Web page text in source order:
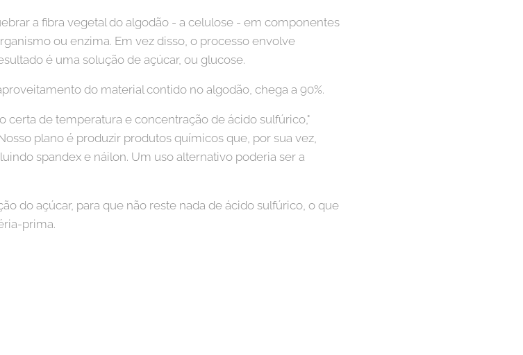
a fibra vegetal do algodão - a celulose - em componentes
ou enzima. Em vez disso, o processo envolve
é uma solução de açúcar, ou glucose.
do material contido no algodão, chega a 90%.
certa de temperatura e concentração de ácido sulfúrico,"
plano é produzir produtos químicos que, por sua vez,
spandex e náilon. Um uso alternativo poderia ser a
do açúcar, para que não reste nada de ácido sulfúrico, o que
prima.